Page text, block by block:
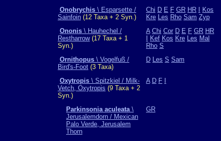
Onobrychis \ Esparsette /
Sainfoin (12 Taxa + 2 Syn.)
Chi D E F GR HR
Kos
Kre Les Rho Sam Zyp
Ononis \ Hauhechel /
Restharrow(17 Taxa + 1
Syn.)
A Chi Cor D E F GR HR
Kef Kos Kre Les Mal
Rho S
Ornithopus \ Vogelfuß /
Bird's-Foot (3 Taxa)
D Les S Sam
Oxytropis \ Spitzkiel / Milk-
Vetch, Oxytropis (9 Taxa + 2
Syn.)
A D F
Parkinsonia aculeata\
Jerusalemdorn / Mexican
Palo Verde, Jerusalem
Thorn
GR